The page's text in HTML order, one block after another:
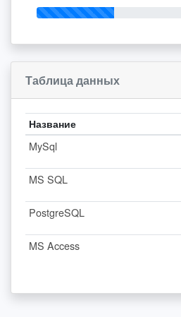
32,07%
Таблица данных
Название
MySql
MS SQL
PostgreSQL
MS Access